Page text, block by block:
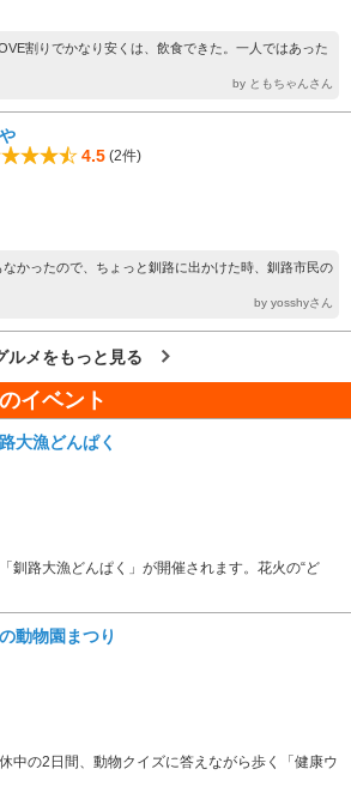
割りでかなり安くは、飲食できた。一人ではあった
by ともちゃんさん
4.5 (2件)
かったので、ちょっと釧路に出かけた時、釧路市民の
by yosshyさん
ルメをもっと見る
イベント
大漁どんぱく
釧路大漁どんぱく」が開催されます。花火の“ど
動物園まつり
中の2日間、動物クイズに答えながら歩く「健康ウ